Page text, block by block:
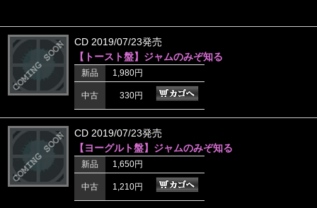
CD 2019/07/23発売
【トースト盤】ジャムのみぞ知る
新品 1,980円
中古 330円
CD 2019/07/23発売
【ヨーグルト盤】ジャムのみぞ知る
新品 1,650円
中古 1,210円